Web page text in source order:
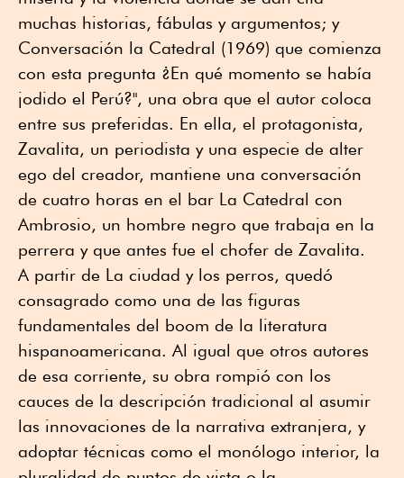
muchas historias, fábulas y argumentos; y
Conversación la Catedral (1969) que comienza
con esta pregunta ¿En qué momento se había
jodido el Perú?", una obra que el autor coloca
entre sus preferidas. En ella, el protagonista,
Zavalita, un periodista y una especie de alter
ego del creador, mantiene una conversación
de cuatro horas en el bar La Catedral con
Ambrosio, un hombre negro que trabaja en la
perrera y que antes fue el chofer de Zavalita.
A partir de La ciudad y los perros, quedó
consagrado como una de las figuras
fundamentales del boom de la literatura
hispanoamericana. Al igual que otros autores
de esa corriente, su obra rompió con los
cauces de la descripción tradicional al asumir
las innovaciones de la narrativa extranjera, y
adoptar técnicas como el monólogo interior, la